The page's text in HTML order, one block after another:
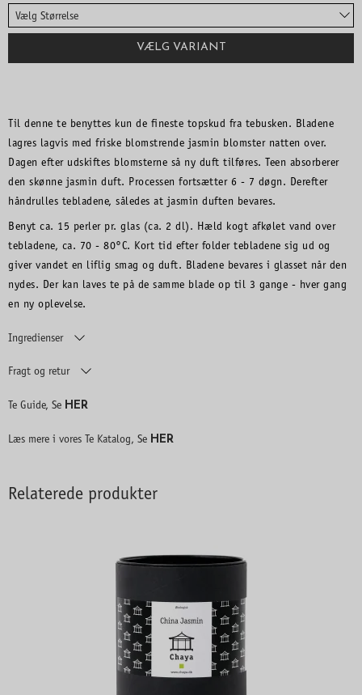
Vælg Størrelse
VÆLG VARIANT
Til denne te benyttes kun de fineste topskud fra tebusken. Bladene
lagres lagvis med friske blomstrende jasmin blomster natten over.
Dagen efter udskiftes blomsterne så ny duft tilføres. Teen absorberer
den skønne jasmin duft. Processen fortsætter 6 - 7 døgn. Derefter
håndrulles tebladene, således at jasmin duften bevares.
Benyt ca. 15 perler pr. glas (ca. 2 dl). Hæld kogt afkølet vand over
tebladene, ca. 70 - 80°C. Kort tid efter folder tebladene sig ud og
giver vandet en liflig smag og duft. Bladene bevares i glasset når den
nydes. Der kan laves te på de samme blade op til 3 gange - hver gang
en ny oplevelse.
Ingredienser
Fragt og retur
Te Guide, Se HER
Læs mere i vores Te Katalog, Se HER
Relaterede produkter